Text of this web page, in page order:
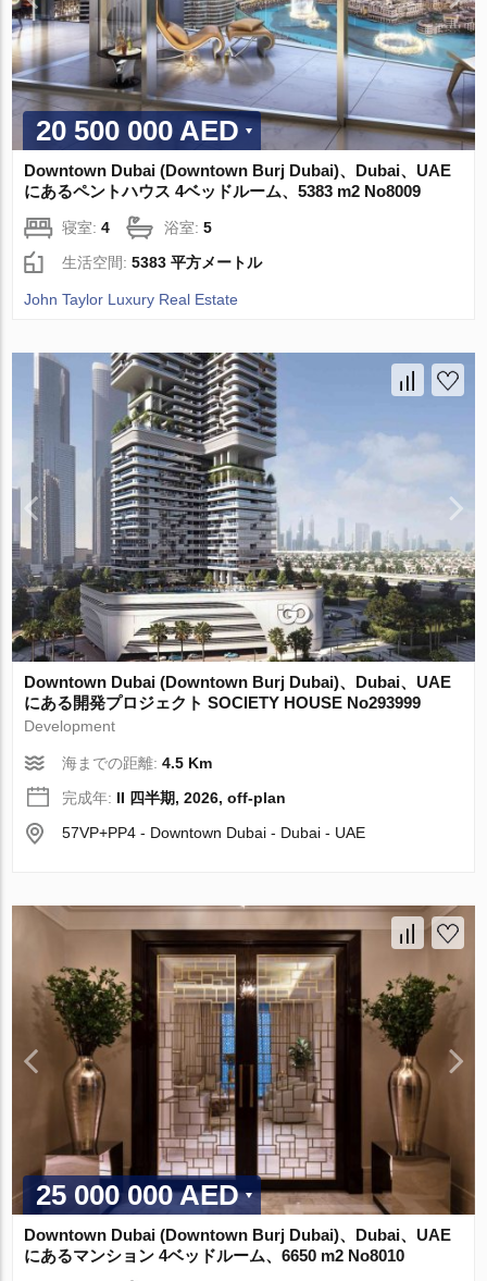
20 500 000 AED
Downtown Dubai (Downtown Burj Dubai)、Dubai、UAE
にあるペントハウス 4ベッドルーム、5383 m2 No8009
寝室:4 浴室:5
生活空間:5383 平方メートル
John Taylor Luxury Real Estate
Downtown Dubai (Downtown Burj Dubai)、Dubai、UAE
にある開発プロジェクト SOCIETY HOUSE No293999
Development
海までの距離:4.5 Km
完成年: II 四半期, 2026, off-plan
57VP+PP4 - Downtown Dubai - Dubai - UAE
25 000 000 AED
Downtown Dubai (Downtown Burj Dubai)、Dubai、UAE
にあるマンション 4ベッドルーム、6650 m2 No8010